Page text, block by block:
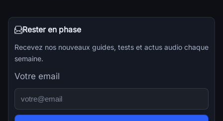
Rester en phase
Recevez nos nouveaux guides, tests et actus audio chaque
semaine.
Votre email